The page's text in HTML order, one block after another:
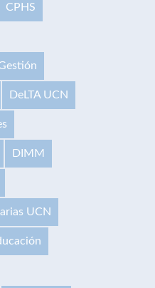
CPHS
DeLTA UCN
DIMM
UCN